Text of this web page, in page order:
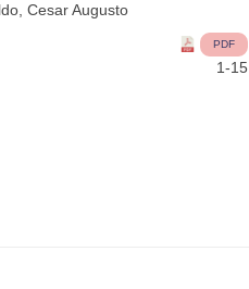
Cesar Augusto
PDF
1-15